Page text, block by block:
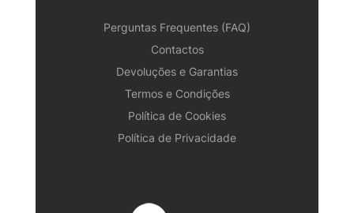
Perguntas Frequentes (FAQ)
Contactos
Devoluções e Garantias
Termos e Condições
Política de Cookies
Política de Privacidade